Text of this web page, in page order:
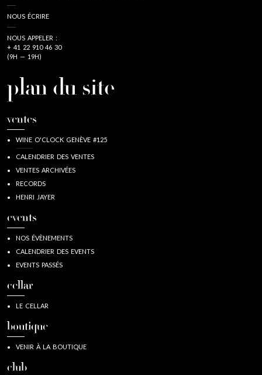
NOUS ÉCRIRE
NOUS APPELER :
+ 41 22 910 46 30
(9H — 19H)
plan du site
ventes
WINE O'CLOCK GENÈVE #125
CALENDRIER DES VENTES
VENTES ARCHIVÉES
RECORDS
HENRI JAYER
events
NOS ÉVÈNEMENTS
CALENDRIER DES EVENTS
EVENTS PASSÉS
cellar
LE CELLAR
boutique
VENIR À LA BOUTIQUE
club